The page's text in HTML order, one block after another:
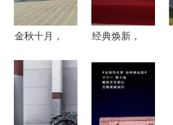
金秋十月，
林汽车城车
展盛大启幕
经典焕新，
——骏隆丰
全新凯美瑞